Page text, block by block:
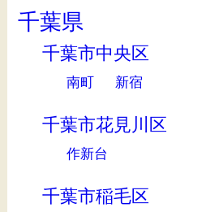
千葉県
千葉市中央区
南町 新宿
千葉市花見川区
作新台
千葉市稲毛区